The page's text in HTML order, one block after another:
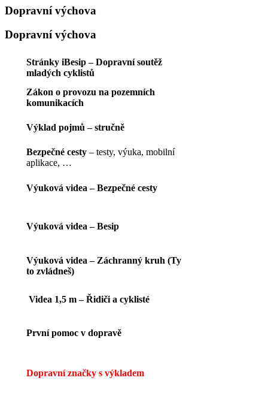
Dopravní výchova
Dopravní výchova
Stránky iBesip – Dopravní soutěž
mladých cyklistů
Zákon o provozu na pozemních
komunikacích
Výklad pojmů – stručně
Bezpečné cesty – testy, výuka, mobilní
aplikace, …
Výuková videa – Bezpečné cesty
Výuková videa – Besip
Výuková videa – Záchranný kruh (Ty
to zvládneš)
Videa 1,5 m – Řidiči a cyklisté
První pomoc v dopravě
Dopravní značky s výkladem